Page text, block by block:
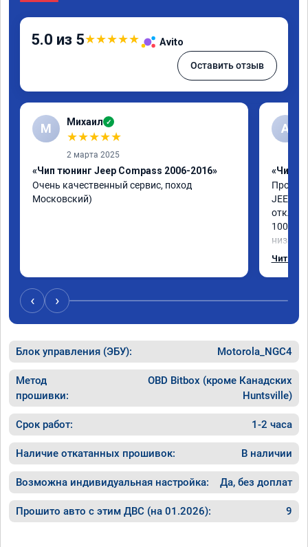
5.0 из 5★★★★★ Avito
Оставить отзыв
М Михаил ✓
★★★★★
2 марта 2025
«Чип тюнинг Jeep Compass 2006-2016»
Очень качественный сервис, поход
Московский)
А
«Чип
JEEP
100%,
низах
Читать
‹ ›
Блок управления (ЭБУ): Motorola_NGC4
Метод
прошивки:
OBD Bitbox (кроме Канадских
Huntsville)
Срок работ: 1-2 часа
Наличие откатанных прошивок: В наличии
Возможна индивидуальная настройка: Да, без доплат
Прошито авто с этим ДВС (на 01.2026): 9